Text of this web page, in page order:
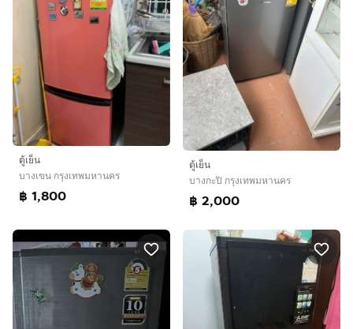
ตู้เย็น
บางเขน กรุงเทพมหานคร
฿ 1,800
ตู้เย็น
บางกะปิ กรุงเทพมหานคร
฿ 2,000